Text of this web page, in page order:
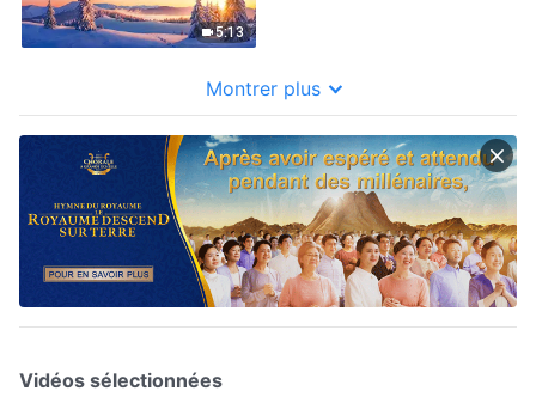
5:13
Montrer plus
Vidéos sélectionnées